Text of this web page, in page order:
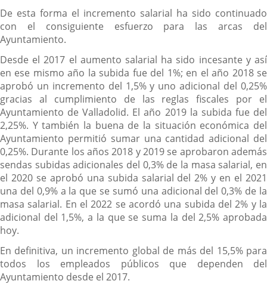
De esta forma el incremento salarial ha sido continuado
con el consiguiente esfuerzo para las arcas del
Ayuntamiento.
Desde el 2017 el aumento salarial ha sido incesante y así
en ese mismo año la subida fue del 1%; en el año 2018 se
aprobó un incremento del 1,5% y uno adicional del 0,25%
gracias al cumplimiento de las reglas fiscales por el
Ayuntamiento de Valladolid. El año 2019 la subida fue del
2,25%. Y también la buena de la situación económica del
Ayuntamiento permitió sumar una cantidad adicional del
0,25%. Durante los años 2018 y 2019 se aprobaron además
sendas subidas adicionales del 0,3% de la masa salarial, en
el 2020 se aprobó una subida salarial del 2% y en el 2021
una del 0,9% a la que se sumó una adicional del 0,3% de la
masa salarial. En el 2022 se acordó una subida del 2% y la
adicional del 1,5%, a la que se suma la del 2,5% aprobada
hoy.
En definitiva, un incremento global de más del 15,5% para
todos los empleados públicos que dependen del
Ayuntamiento desde el 2017.